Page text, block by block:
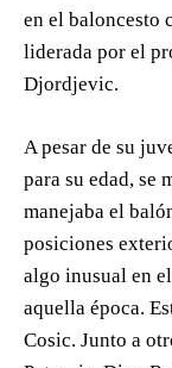
en el baloncesto
liderada por el
Djordjevic.
A pesar de su
para su edad, se
manejaba el
posiciones
algo inusual en
aquella época.
Cosic. Junto a